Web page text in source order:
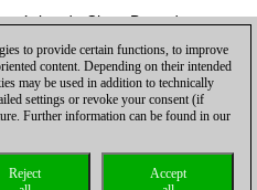
página de ChessBase de
|Para contactar Cookies Management
to provide certain functions, to improve
content. Depending on their intended
may be used in addition to technically
settings or revoke your consent (if
Further information can be found in our
Accept
Reject